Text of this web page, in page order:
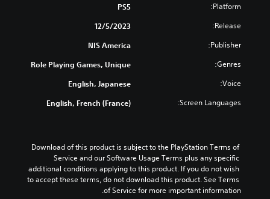
Platform:
PS5
Release:
12/5/2023
Publisher:
NIS America
Genres:
Role Playing Games, Unique
Voice:
English, Japanese
Screen Languages:
English, French (France)
Download of this product is subject to the PlayStation Terms of
Service and our Software Usage Terms plus any specific
additional conditions applying to this product. If you do not wish
to accept these terms, do not download this product. See Terms
of Service for more important information.